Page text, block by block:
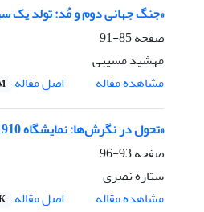
«جنگ جهانی دوم و مُد: تولد یک
صفحه85-91
مهشید مسیبی
مشاهده مقاله
اصل مقاله
«تحول در نگرش‌ها: نمایشگاه 1910( مونیخ) به مثابه چرخشی تصویری» نوشته آوینوام شَلِم، اِوا- ماریا تروئِلِنبرگ
صفحه93-96
ستاره نصری
مشاهده مقاله
اصل مقاله